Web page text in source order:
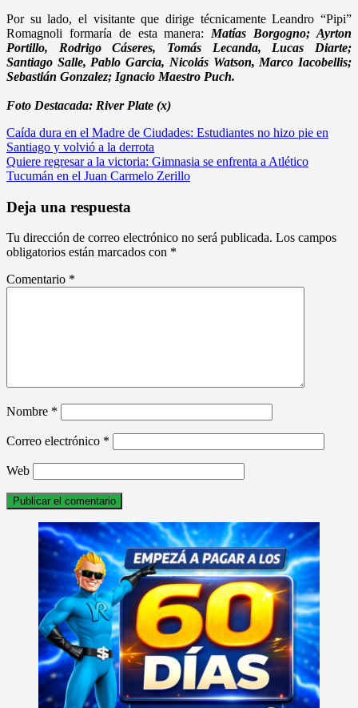
Por su lado, el visitante que dirige técnicamente Leandro “Pipi”
Romagnoli formaría de esta manera: Matías Borgogno; Ayrton
Portillo, Rodrigo Cáseres, Tomás Lecanda, Lucas Diarte;
Santiago Salle, Pablo Garcia, Nicolás Watson, Marco Iacobellis;
Sebastián Gonzalez; Ignacio Maestro Puch.
Foto Destacada: River Plate (x)
Navegación
de
entradas
Caída dura en el Madre de Ciudades: Estudiantes no hizo pie en
Santiago y volvió a la derrota
Quiere regresar a la victoria: Gimnasia se enfrenta a Atlético
Tucumán en el Juan Carmelo Zerillo
Deja una respuesta
Tu dirección de correo electrónico no será publicada. Los campos
obligatorios están marcados con *
Comentario *
Nombre *
Correo electrónico *
Web